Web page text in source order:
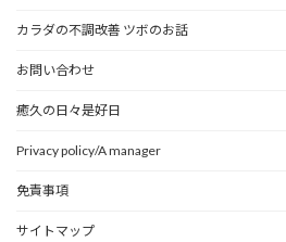
カラダの不調改善 ツボのお話
お問い合わせ
癒久の日々是好日
Privacy policy/A manager
免責事項
サイトマップ